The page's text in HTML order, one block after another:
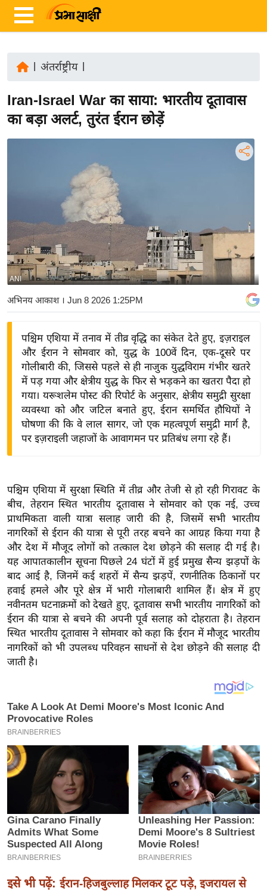
ज़ा
ख
अं
र्रा
ष्ट्री
य
बि
ज़
द्यो
ष
ज्ञ
रा
य
ब
ज
ट
खे
ल
क्रि
के
P
L
2
0
2
इ
म
ई
पे
अंतर्राष्ट्रीय|
Iran-Israel War का साया: भारतीय दूतावास
का बड़ा अलर्ट, तुरंत ईरान छोड़ें
ANI
अभिनय आकाश। Jun 8 2026 1:25PM
पश्चिम एशिया में तनाव में तीव्र वृद्धि का संकेत देते हुए, इज़राइल
और ईरान ने सोमवार को, युद्ध के 100वें दिन, एक-दूसरे पर
गोलीबारी की, जिससे पहले से ही नाजुक युद्धविराम गंभीर खतरे
में पड़ गया और क्षेत्रीय युद्ध के फिर से भड़कने का खतरा पैदा हो
गया। यरूशलेम पोस्ट की रिपोर्ट के अनुसार, क्षेत्रीय समुद्री सुरक्षा
व्यवस्था को और जटिल बनाते हुए, ईरान समर्थित हौथियों ने
घोषणा की कि वे लाल सागर, जो एक महत्वपूर्ण समुद्री मार्ग है,
पर इज़राइली जहाजों के आवागमन पर प्रतिबंध लगा रहे हैं।
पश्चिम एशिया में सुरक्षा स्थिति में तीव्र और तेजी से हो रही गिरावट के
बीच, तेहरान स्थित भारतीय दूतावास ने सोमवार को एक नई, उच्च
प्राथमिकता वाली यात्रा सलाह जारी की है, जिसमें सभी भारतीय
नागरिकों से ईरान की यात्रा से पूरी तरह बचने का आग्रह किया गया है
और देश में मौजूद लोगों को तत्काल देश छोड़ने की सलाह दी गई है।
यह आपातकालीन सूचना पिछले 24 घंटों में हुई प्रमुख सैन्य झड़पों के
बाद आई है, जिनमें कई शहरों में सैन्य झड़पें, रणनीतिक ठिकानों पर
हवाई हमले और पूरे क्षेत्र में भारी गोलाबारी शामिल हैं। क्षेत्र में हुए
नवीनतम घटनाक्रमों को देखते हुए, दूतावास सभी भारतीय नागरिकों को
ईरान की यात्रा से बचने की अपनी पूर्व सलाह को दोहराता है। तेहरान
स्थित भारतीय दूतावास ने सोमवार को कहा कि ईरान में मौजूद भारतीय
नागरिकों को भी उपलब्ध परिवहन साधनों से देश छोड़ने की सलाह दी
जाती है।
इसे भी पढ़ें: ईरान-हिजबुल्लाह मिलकर टूट पड़े, इजरायल से